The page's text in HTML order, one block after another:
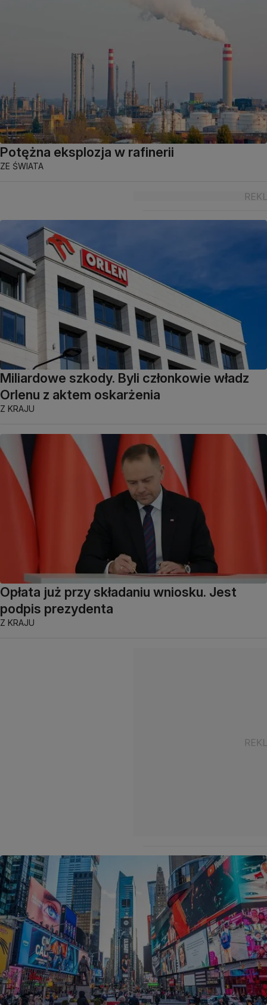
Potężna eksplozja w rafinerii
ZE ŚWIATA
Miliardowe szkody. Byli członkowie władz
Orlenu z aktem oskarżenia
Z KRAJU
Opłata już przy składaniu wniosku. Jest
podpis prezydenta
Z KRAJU